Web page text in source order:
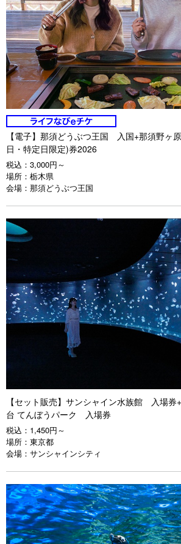
【電子】那須どうぶつ王国 入国+那須野ヶ
日・特定日限定)券2026
税込： 3,000円～
場所： 栃木県
会場： 那須どうぶつ王国
【セット販売】サンシャイン水族館 入場券
台 てんぼうパーク 入場券
税込： 1,450円～
場所： 東京都
会場： サンシャインシティ